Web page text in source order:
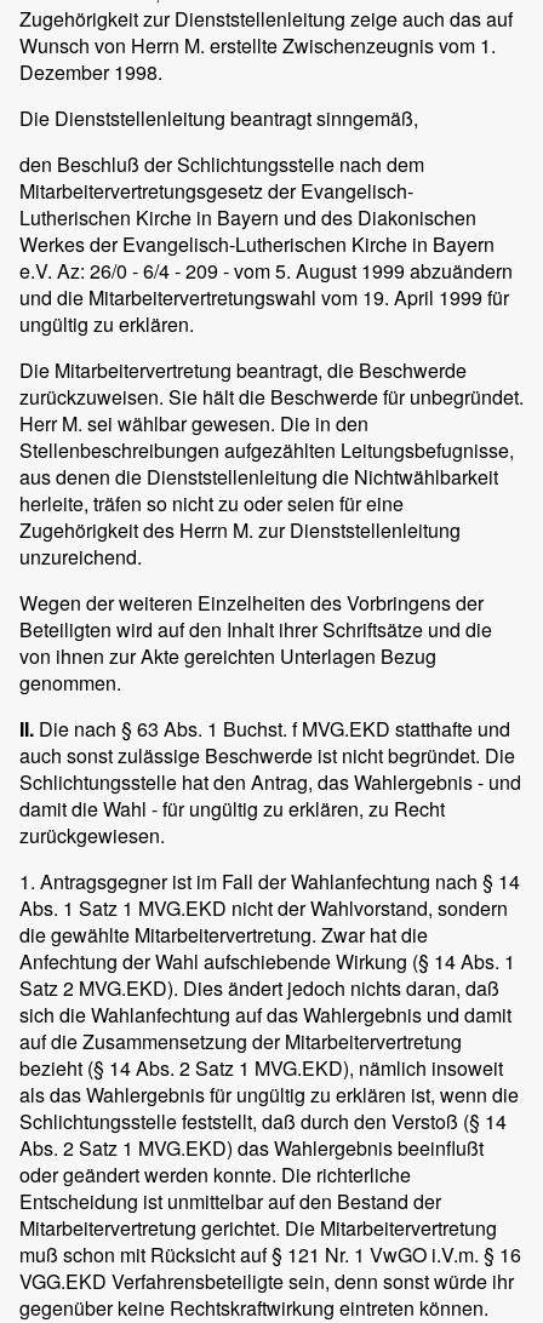
Zugehörigkeit zur Dienststellenleitung zeige auch das auf
Wunsch von Herrn M. erstellte Zwischenzeugnis vom 1.
Dezember 1998.
Die Dienststellenleitung beantragt sinngemäß,
den Beschluß der Schlichtungsstelle nach dem
Mitarbeitervertretungsgesetz der Evangelisch-
Lutherischen Kirche in Bayern und des Diakonischen
Werkes der Evangelisch-Lutherischen Kirche in Bayern
e.V. Az: 26/0 - 6/4 - 209 - vom 5. August 1999 abzuändern
und die Mitarbeitervertretungswahl vom 19. April 1999 für
ungültig zu erklären.
Die Mitarbeitervertretung beantragt, die Beschwerde
zurückzuweisen. Sie hält die Beschwerde für unbegründet.
Herr M. sei wählbar gewesen. Die in den
Stellenbeschreibungen aufgezählten Leitungsbefugnisse,
aus denen die Dienststellenleitung die Nichtwählbarkeit
herleite, träfen so nicht zu oder seien für eine
Zugehörigkeit des Herrn M. zur Dienststellenleitung
unzureichend.
Wegen der weiteren Einzelheiten des Vorbringens der
Beteiligten wird auf den Inhalt ihrer Schriftsätze und die
von ihnen zur Akte gereichten Unterlagen Bezug
genommen.
II. Die nach § 63 Abs. 1 Buchst. f MVG.EKD statthafte und
auch sonst zulässige Beschwerde ist nicht begründet. Die
Schlichtungsstelle hat den Antrag, das Wahlergebnis - und
damit die Wahl - für ungültig zu erklären, zu Recht
zurückgewiesen.
1. Antragsgegner ist im Fall der Wahlanfechtung nach § 14
Abs. 1 Satz 1 MVG.EKD nicht der Wahlvorstand, sondern
die gewählte Mitarbeitervertretung. Zwar hat die
Anfechtung der Wahl aufschiebende Wirkung (§ 14 Abs. 1
Satz 2 MVG.EKD). Dies ändert jedoch nichts daran, daß
sich die Wahlanfechtung auf das Wahlergebnis und damit
auf die Zusammensetzung der Mitarbeitervertretung
bezieht (§ 14 Abs. 2 Satz 1 MVG.EKD), nämlich insoweit
als das Wahlergebnis für ungültig zu erklären ist, wenn die
Schlichtungsstelle feststellt, daß durch den Verstoß (§ 14
Abs. 2 Satz 1 MVG.EKD) das Wahlergebnis beeinflußt
oder geändert werden konnte. Die richterliche
Entscheidung ist unmittelbar auf den Bestand der
Mitarbeitervertretung gerichtet. Die Mitarbeitervertretung
muß schon mit Rücksicht auf § 121 Nr. 1 VwGO i.V.m. § 16
VGG.EKD Verfahrensbeteiligte sein, denn sonst würde ihr
gegenüber keine Rechtskraftwirkung eintreten können.